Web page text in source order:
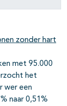
zonder hart
met 95.000
het
wer een
naar 0,51%